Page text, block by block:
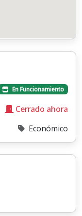
En Funcionamiento
Cerrado ahora
Económico